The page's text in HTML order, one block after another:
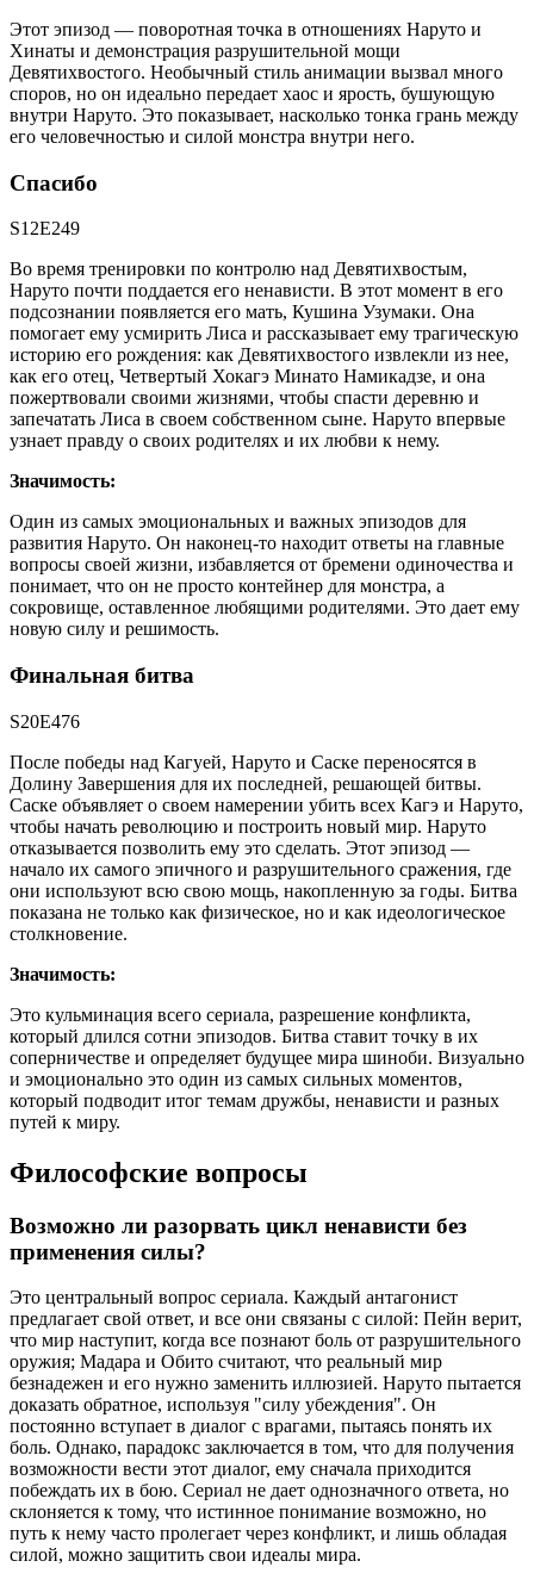
Этот эпизод — поворотная точка в отношениях Наруто и
Хинаты и демонстрация разрушительной мощи
Девятихвостого. Необычный стиль анимации вызвал много
споров, но он идеально передает хаос и ярость, бушующую
внутри Наруто. Это показывает, насколько тонка грань между
его человечностью и силой монстра внутри него.
Спасибо
S12E249
Во время тренировки по контролю над Девятихвостым,
Наруто почти поддается его ненависти. В этот момент в его
подсознании появляется его мать, Кушина Узумаки. Она
помогает ему усмирить Лиса и рассказывает ему трагическую
историю его рождения: как Девятихвостого извлекли из нее,
как его отец, Четвертый Хокагэ Минато Намикадзе, и она
пожертвовали своими жизнями, чтобы спасти деревню и
запечатать Лиса в своем собственном сыне. Наруто впервые
узнает правду о своих родителях и их любви к нему.
Значимость:
Один из самых эмоциональных и важных эпизодов для
развития Наруто. Он наконец-то находит ответы на главные
вопросы своей жизни, избавляется от бремени одиночества и
понимает, что он не просто контейнер для монстра, а
сокровище, оставленное любящими родителями. Это дает ему
новую силу и решимость.
Финальная битва
S20E476
После победы над Кагуей, Наруто и Саске переносятся в
Долину Завершения для их последней, решающей битвы.
Саске объявляет о своем намерении убить всех Кагэ и Наруто,
чтобы начать революцию и построить новый мир. Наруто
отказывается позволить ему это сделать. Этот эпизод —
начало их самого эпичного и разрушительного сражения, где
они используют всю свою мощь, накопленную за годы. Битва
показана не только как физическое, но и как идеологическое
столкновение.
Значимость:
Это кульминация всего сериала, разрешение конфликта,
который длился сотни эпизодов. Битва ставит точку в их
соперничестве и определяет будущее мира шиноби. Визуально
и эмоционально это один из самых сильных моментов,
который подводит итог темам дружбы, ненависти и разных
путей к миру.
Философские вопросы
Возможно ли разорвать цикл ненависти без
применения силы?
Это центральный вопрос сериала. Каждый антагонист
предлагает свой ответ, и все они связаны с силой: Пейн верит,
что мир наступит, когда все познают боль от разрушительного
оружия; Мадара и Обито считают, что реальный мир
безнадежен и его нужно заменить иллюзией. Наруто пытается
доказать обратное, используя "силу убеждения". Он
постоянно вступает в диалог с врагами, пытаясь понять их
боль. Однако, парадокс заключается в том, что для получения
возможности вести этот диалог, ему сначала приходится
побеждать их в бою. Сериал не дает однозначного ответа, но
склоняется к тому, что истинное понимание возможно, но
путь к нему часто пролегает через конфликт, и лишь обладая
силой, можно защитить свои идеалы мира.